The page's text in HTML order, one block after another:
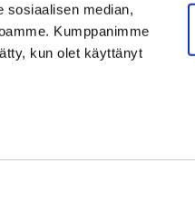
sosiaalisen median,
Kumppanimme
kun olet käyttänyt